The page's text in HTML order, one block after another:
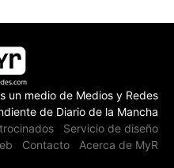
un medio de Medios y Redes
de Diario de la Mancha
Servicio de diseño
Contacto Acerca de MyR